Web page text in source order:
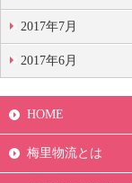
2017年7月
2017年6月
HOME
梅里物流とは